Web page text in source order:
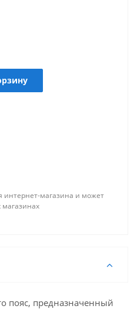
интернет-магазина и может
магазинах
пояс, предназначенный